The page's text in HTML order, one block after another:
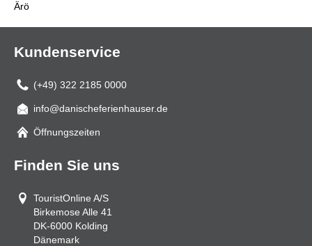
Ärö
Kundenservice
(+49) 322 2185 0000
Mail
info@danischeferienhauser.de
Öffnungszeiten
Finden Sie uns
TouristOnline A/S
Birkemose Alle 41
DK-6000 Kolding
Dänemark